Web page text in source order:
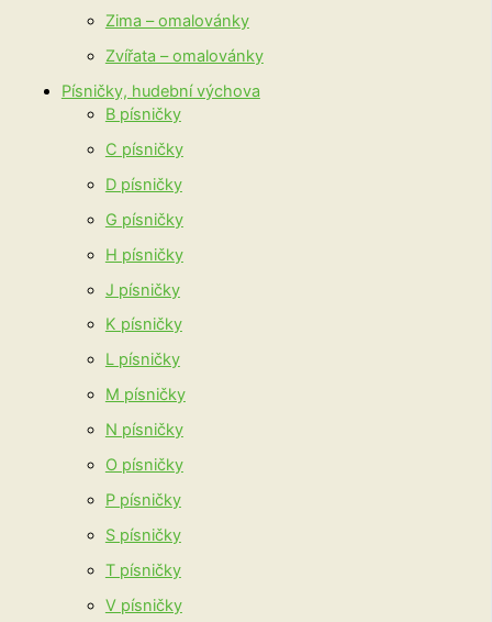
Zima – omalovánky
Zvířata – omalovánky
Písničky, hudební výchova
B písničky
C písničky
D písničky
G písničky
H písničky
J písničky
K písničky
L písničky
M písničky
N písničky
O písničky
P písničky
S písničky
T písničky
V písničky